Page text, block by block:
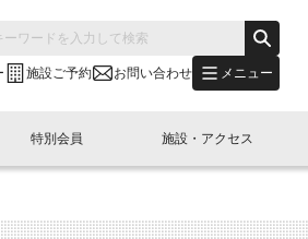
施設ご予約 お問い合わせ メニュー
"LINK-BioBAY TOKYO"？
LINK-J WEST
特別会員
し込み
施設・アクセス
予約